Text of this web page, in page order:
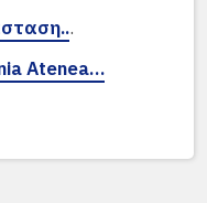
.
Atenea…